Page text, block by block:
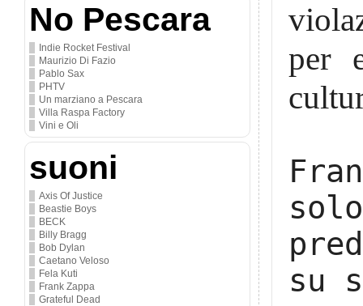
No Pescara
Indie Rocket Festival
Maurizio Di Fazio
Pablo Sax
PHTV
Un marziano a Pescara
Villa Raspa Factory
Vini e Oli
suoni
Axis Of Justice
Beastie Boys
BECK
Billy Bragg
Bob Dylan
Caetano Veloso
Fela Kuti
Frank Zappa
Grateful Dead
per
su